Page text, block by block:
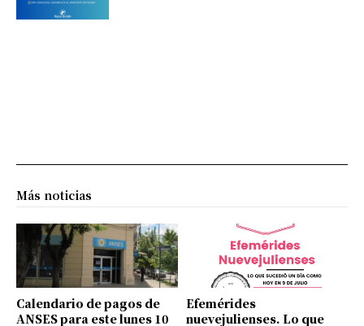
Más noticias
Calendario de pagos de
ANSES para este lunes 10
Efemérides
nuevejulienses. Lo que